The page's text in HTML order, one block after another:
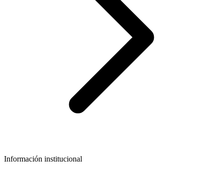
Información institucional